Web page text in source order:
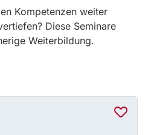
Kompetenzen weiter
Diese Seminare
Weiterbildung.